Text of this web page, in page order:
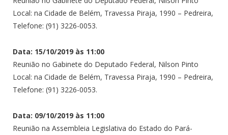
Local: na Cidade de Belém, Travessa Piraja, 1990 – Pedreira,
Telefone: (91) 3226-0053.
Data: 15/10/2019 às 11:00
Reunião no Gabinete do Deputado Federal, Nilson Pinto
Local: na Cidade de Belém, Travessa Piraja, 1990 – Pedreira,
Telefone: (91) 3226-0053.
Data: 09/10/2019 às 11:00
Reunião na Assembleia Legislativa do Estado do Pará-